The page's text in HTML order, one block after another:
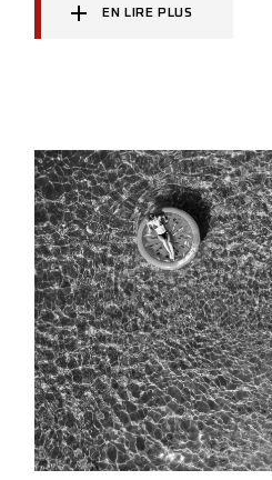
EN LIRE PLUS